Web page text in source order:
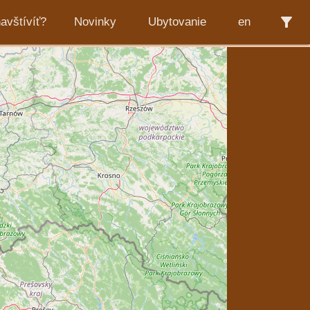
Novinky Ubytovanie en filter_alt